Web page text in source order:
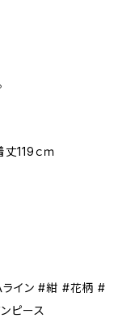
119ｃｍ
ライン #紺 #花柄 #
ピース